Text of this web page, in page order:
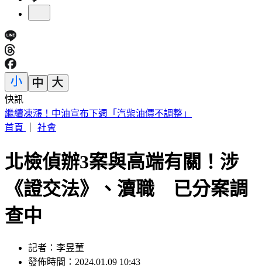
快訊
白海豚颱風發威！「10縣市豪雨特報」下到明天 2地紅色警
戒
北檢偵辦3案與高端有關！涉
《證交法》、瀆職 已分案調
查中
記者：李昱菫